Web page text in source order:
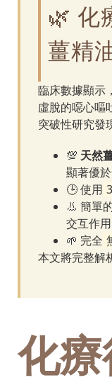
🌿 化
薑精
臨床數據顯示，
虛脫的噁心嘔
突破性研究發
💯 天然
顯著優
🕒 使用
👃 簡單
交互作用
🌱 完全
本文將完整解
化